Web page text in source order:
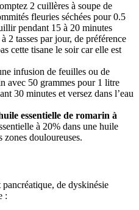
2 cuillères à soupe de
fleuries séchées pour 0.5
pendant 15 à 20 minutes
2 tasses par jour, de préférence
cette tisane le soir car elle est
infusion de feuilles ou de
avec 50 grammes pour 1 litre
30 minutes et versez dans l’eau
essentielle de romarin à
à 20% dans une huile
zones douloureuses.
de dyskinésie
: